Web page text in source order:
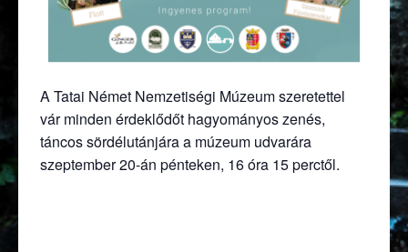
A Tatai Német Nemzetiségi Múzeum szeretettel
vár minden érdeklődőt hagyományos zenés,
táncos sördélutánjára a múzeum udvarára
szeptember 20-án pénteken, 16 óra 15 perctől.